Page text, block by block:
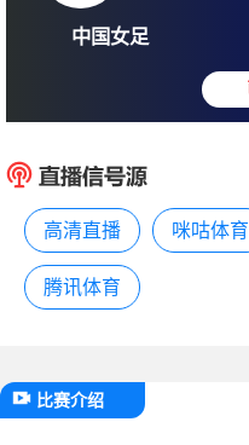
中国女足
高清直播 咪咕体育
腾讯体育
比赛介绍